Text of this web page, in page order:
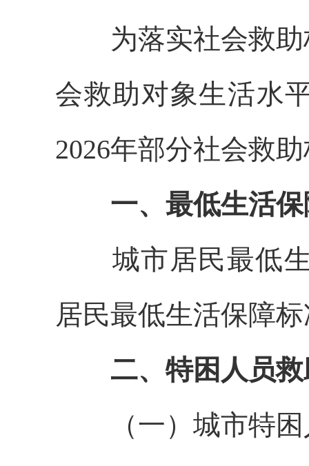
为落实社会救
会救助对象生活水
2026年部分社会救
一、最低生活
城市居民最低
居民最低生活保障
二、特困人员
（一）城市特